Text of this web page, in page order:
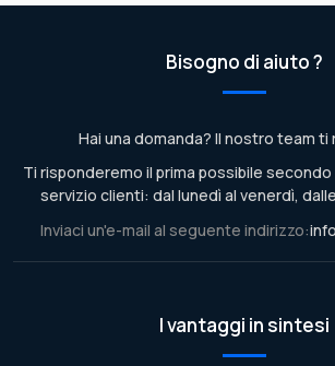
Bisogno di aiuto ?
Hai una domanda? Il nostro team ti
Ti risponderemo il prima possibile
servizio clienti: dal lunedì al venerdì,
Inviaci un'e-mail al seguente indirizzo:
I vantaggi in sintesi